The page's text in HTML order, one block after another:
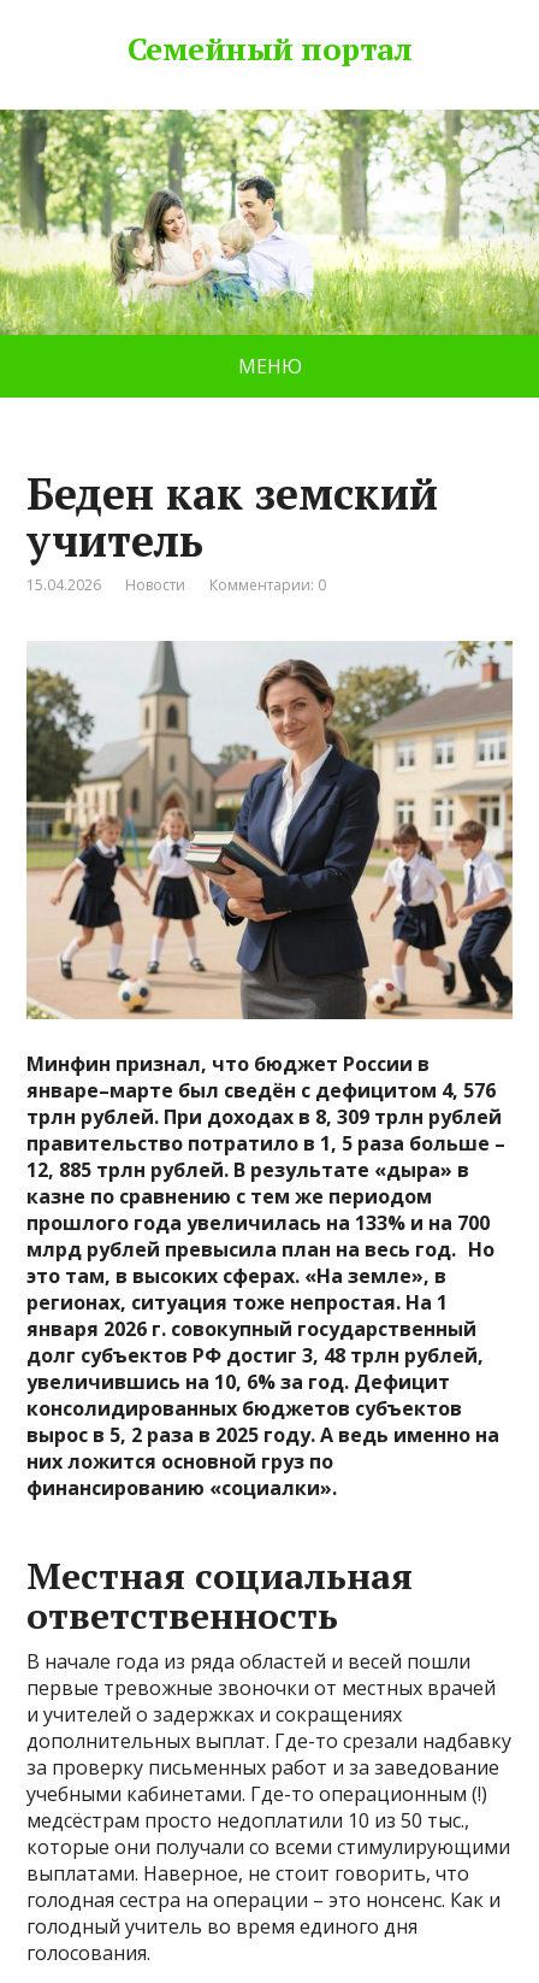
Семейный портал
МЕНЮ
Беден как земский
учитель
15.04.2026 Новости Комментарии: 0
Минфин признал, что бюджет России в
январе–марте был сведён с дефицитом 4, 576
трлн рублей. При доходах в 8, 309 трлн рублей
правительство потратило в 1, 5 раза больше –
12, 885 трлн рублей. В результате «дыра» в
казне по сравнению с тем же периодом
прошлого года увеличилась на 133% и на 700
млрд рублей превысила план на весь год. Но
это там, в высоких сферах. «На земле», в
регионах, ситуация тоже непростая. На 1
января 2026 г. совокупный государственный
долг субъектов РФ достиг 3, 48 трлн рублей,
увеличившись на 10, 6% за год. Дефицит
консолидированных бюджетов субъектов
вырос в 5, 2 раза в 2025 году. А ведь именно на
них ложится основной груз по
финансированию «социалки».
Местная социальная
ответственность
В начале года из ряда областей и весей пошли
первые тревожные звоночки от местных врачей
и учителей о задержках и сокращениях
дополнительных выплат. Где-то срезали надбавку
за проверку письменных работ и за заведование
учебными кабинетами. Где-то операционным (!)
медсёстрам просто недоплатили 10 из 50 тыс.,
которые они получали со всеми стимулирующими
выплатами. Наверное, не стоит говорить, что
голодная сестра на операции – это нонсенс. Как и
голодный учитель во время единого дня
голосования.